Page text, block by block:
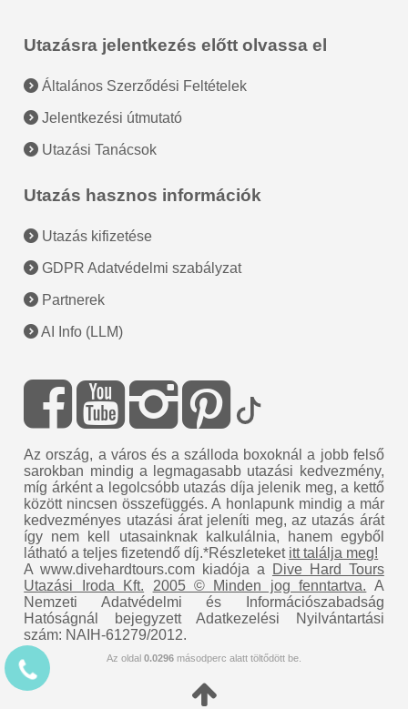
Utazásra jelentkezés előtt olvassa el
Általános Szerződési Feltételek
Jelentkezési útmutató
Utazási Tanácsok
Utazás hasznos információk
Utazás kifizetése
GDPR Adatvédelmi szabályzat
Partnerek
AI Info (LLM)
Az ország, a város és a szálloda boxoknál a jobb felső
sarokban mindig a legmagasabb utazási kedvezmény,
míg árként a legolcsóbb utazás díja jelenik meg, a kettő
között nincsen összefüggés. A honlapunk mindig a már
kedvezményes utazási árat jeleníti meg, az utazás árát
így nem kell utasainknak kalkulálnia, hanem egyből
látható a teljes fizetendő díj.*Részleteket itt találja meg!
A www.divehardtours.com kiadója a
Dive Hard Tours
Utazási Iroda Kft.
2005 © Minden jog fenntartva. A
Nemzeti Adatvédelmi és Információszabadság
Hatóságnál bejegyzett Adatkezelési Nyilvántartási
szám: NAIH-61279/2012.
Az oldal 0.0296 másodperc alatt töltődött be.